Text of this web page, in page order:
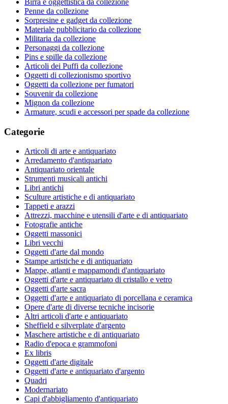
Birra e oggettistica da collezione
Penne da collezione
Sorpresine e gadget da collezione
Materiale pubblicitario da collezione
Militaria da collezione
Personaggi da collezione
Pins e spille da collezione
Articoli dei Puffi da collezione
Oggetti di collezionismo sportivo
Oggetti da collezione per fumatori
Souvenir da collezione
Mignon da collezione
Armature, scudi e accessori per spade da collezione
Categorie
Articoli di arte e antiquariato
Arredamento d'antiquariato
Antiquariato orientale
Strumenti musicali antichi
Libri antichi
Sculture artistiche e di antiquariato
Tappeti e arazzi
Attrezzi, macchine e utensili d'arte e di antiquariato
Fotografie antiche
Oggetti massonici
Libri vecchi
Oggetti d'arte dal mondo
Stampe artistiche e di antiquariato
Mappe, atlanti e mappamondi d'antiquariato
Oggetti d'arte e antiquariato di cristallo e vetro
Oggetti d'arte sacra
Oggetti d'arte e antiquariato di porcellana e ceramica
Opere d'arte di diverse tecniche incisorie
Altri articoli d'arte e antiquariato
Sheffield e silverplate d'argento
Maschere artistiche e di antiquariato
Radio d'epoca e grammofoni
Ex libris
Oggetti d'arte digitale
Oggetti d'arte e antiquariato d'argento
Quadri
Modernariato
Capi d'abbigliamento d'antiquariato